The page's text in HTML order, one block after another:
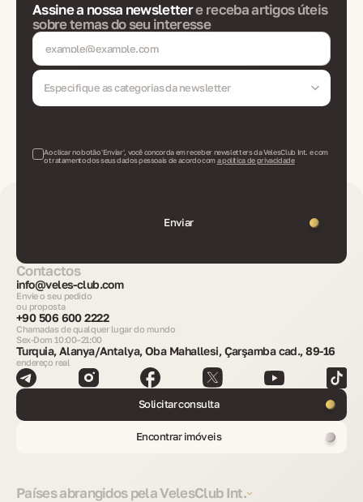
Assine a nossa newslettere receba artigos úteis
sobre temas do seu interesse
Especifique as categorias da newsletter
Ao clicar no botão 'Enviar', você concorda em receber newsletters da VelesClub Int. e com
o tratamento dos seus dados pessoais de acordo coma política de privacidade
Enviar
Contactos
info@veles-club.com
Envie o seu pedido
ou proposta
+90 506 600 2222
Chamadas de qualquer lugar do mundo
Sex-Dom 10:00–21:00
Turquia, Alanya/Antalya, Oba Mahallesi, Çarşamba cad., 89-16
endereço real
Solicitar consulta
Encontrar imóveis
Países abrangidos pela VelesClub Int.